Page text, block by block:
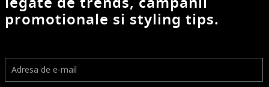
promotionale si styling tips.